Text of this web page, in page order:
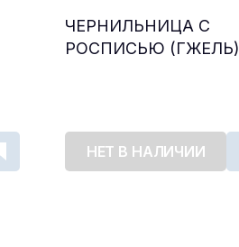
ЧЕРНИЛЬНИЦА С
РОСПИСЬЮ (ГЖЕЛЬ)
НЕТ В НАЛИЧИИ